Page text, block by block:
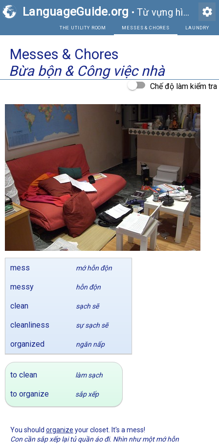
LanguageGuide.org • Từ vựng hình ảnh tiếng Anh settings
Messes & Chores
Bừa bộn & Công việc nhà
Chế độ làm kiểm tra
mess mớ hỗn độn
messy hỗn độn
clean sạch sẽ
cleanliness sự sạch sẽ
organized ngăn nấp
to clean làm sạch
to organize sắp xếp
You should organize your closet. It's a mess!
Con cần sắp xếp lại tủ quần áo đi. Nhìn như một mớ hỗn